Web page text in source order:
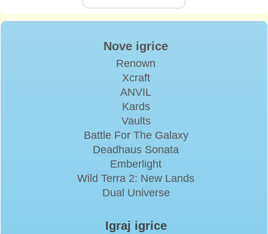
Nove igrice
Renown
Xcraft
ANVIL
Kards
Vaults
Battle For The Galaxy
Deadhaus Sonata
Emberlight
Wild Terra 2: New Lands
Dual Universe
Igraj igrice